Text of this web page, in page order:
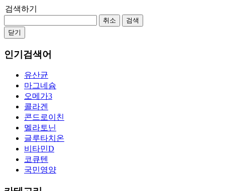
검색하기
취소
검색
닫기
인기검색어
유산균
마그네슘
오메가3
콜라겐
콘드로이친
멜라토닌
글루타치온
비타민D
코큐텐
국민영양